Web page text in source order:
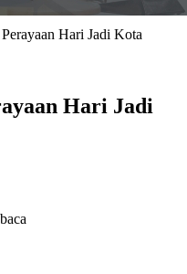
Hari Jadi Kota
Hari Jadi